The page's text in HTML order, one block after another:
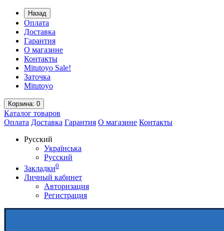
Назад
Оплата
Доставка
Гарантия
О магазине
Контакты
Mitutoyo Sale!
Заточка
Mitutoyo
Корзина: 0
Каталог товаров
Оплата Доставка Гарантия О магазине Контакты
Русский
Українська
Русский
Закладки0
Личный кабинет
Авторизация
Регистрация